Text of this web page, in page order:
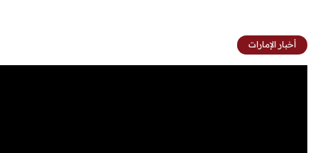
أخبار الإمارات